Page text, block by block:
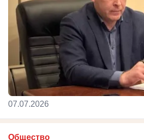
07.07.2026
Общество